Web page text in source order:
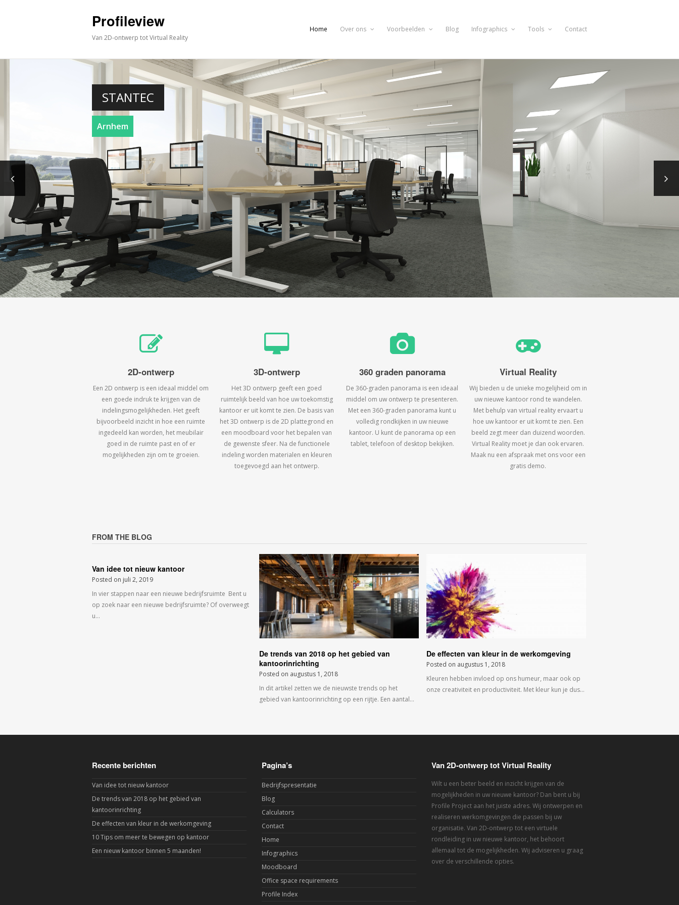
Profileview
Van 2D-ontwerp tot Virtual Reality
Home Over ons Voorbeelden Blog Infographics Tools Contact
STANTEC
Arnhem
2D-ontwerp
Een 2D ontwerp is een ideaal middel om
een goede indruk te krijgen van de
indelingsmogelijkheden. Het geeft
bijvoorbeeld inzicht in hoe een ruimte
ingedeeld kan worden, het meubilair
goed in de ruimte past en of er
mogelijkheden zijn om te groeien.
3D-ontwerp
Het 3D ontwerp geeft een goed
ruimtelijk beeld van hoe uw toekomstig
kantoor er uit komt te zien. De basis van
het 3D ontwerp is de 2D plattegrond en
een moodboard voor het bepalen van
de gewenste sfeer. Na de functionele
indeling worden materialen en kleuren
toegevoegd aan het ontwerp.
360 graden panorama
De 360-graden panorama is een ideaal
middel om uw ontwerp te presenteren.
Met een 360-graden panorama kunt u
volledig rondkijken in uw nieuwe
kantoor. U kunt de panorama op een
tablet, telefoon of desktop bekijken.
Virtual Reality
Wij bieden u de unieke mogelijheid om in
uw nieuwe kantoor rond te wandelen.
Met behulp van virtual reality ervaart u
hoe uw kantoor er uit komt te zien. Een
beeld zegt meer dan duizend woorden.
Virtual Reality moet je dan ook ervaren.
Maak nu een afspraak met ons voor een
gratis demo.
FROM THE BLOG
Van idee tot nieuw kantoor
Posted on juli 2, 2019
In vier stappen naar een nieuwe bedrijfsruimte Bent u
op zoek naar een nieuwe bedrijfsruimte? Of overweegt
u…
De trends van 2018 op het gebied van
kantoorinrichting
Posted on augustus 1, 2018
In dit artikel zetten we de nieuwste trends op het
gebied van kantoorinrichting op een rijtje. Een aantal…
De effecten van kleur in de werkomgeving
Posted on augustus 1, 2018
Kleuren hebben invloed op ons humeur, maar ook op
onze creativiteit en productiviteit. Met kleur kun je dus…
Recente berichten
Van idee tot nieuw kantoor
De trends van 2018 op het gebied van
kantoorinrichting
De effecten van kleur in de werkomgeving
10 Tips om meer te bewegen op kantoor
Een nieuw kantoor binnen 5 maanden!
Pagina’s
Bedrijfspresentatie
Blog
Calculators
Contact
Home
Infographics
Moodboard
Office space requirements
Profile Index
Van 2D-ontwerp tot Virtual Reality
Wilt u een beter beeld en inzicht krijgen van de
mogelijkheden in uw nieuwe kantoor? Dan bent u bij
Profile Project aan het juiste adres. Wij ontwerpen en
realiseren werkomgevingen die passen bij uw
organisatie. Van 2D-ontwerp tot een virtuele
rondleiding in uw nieuwe kantoor, het behoort
allemaal tot de mogelijkheden. Wij adviseren u graag
over de verschillende opties.